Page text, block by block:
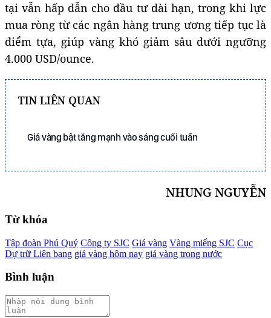
tại vẫn hấp dẫn cho đầu tư dài hạn, trong khi lực
mua ròng từ các ngân hàng trung ương tiếp tục là
điểm tựa, giúp vàng khó giảm sâu dưới ngưỡng
4.000 USD/ounce.
TIN LIÊN QUAN
Giá vàng bật tăng mạnh vào sáng cuối tuần
NHUNG NGUYỄN
Từ khóa
Tập đoàn Phú Quý Công ty SJC Giá vàng Vàng miếng SJC Cục
Dự trữ Liên bang giá vàng hôm nay giá vàng trong nước
Bình luận